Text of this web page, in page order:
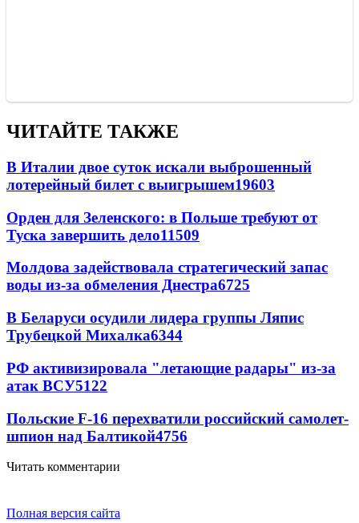
ЧИТАЙТЕ ТАКЖЕ
В Италии двое суток искали выброшенный
лотерейный билет с выигрышем19603
Орден для Зеленского: в Польше требуют от
Туска завершить дело11509
Молдова задействовала стратегический запас
воды из-за обмеления Днестра6725
В Беларуси осудили лидера группы Ляпис
Трубецкой Михалка6344
РФ активизировала "летающие радары" из-за
атак ВСУ5122
Польские F-16 перехватили российский самолет-
шпион над Балтикой4756
Читать комментарии
Полная версия сайта